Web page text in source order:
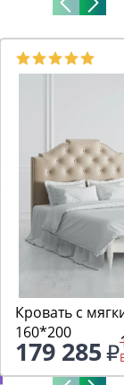
Кровать с
160*200
179 285